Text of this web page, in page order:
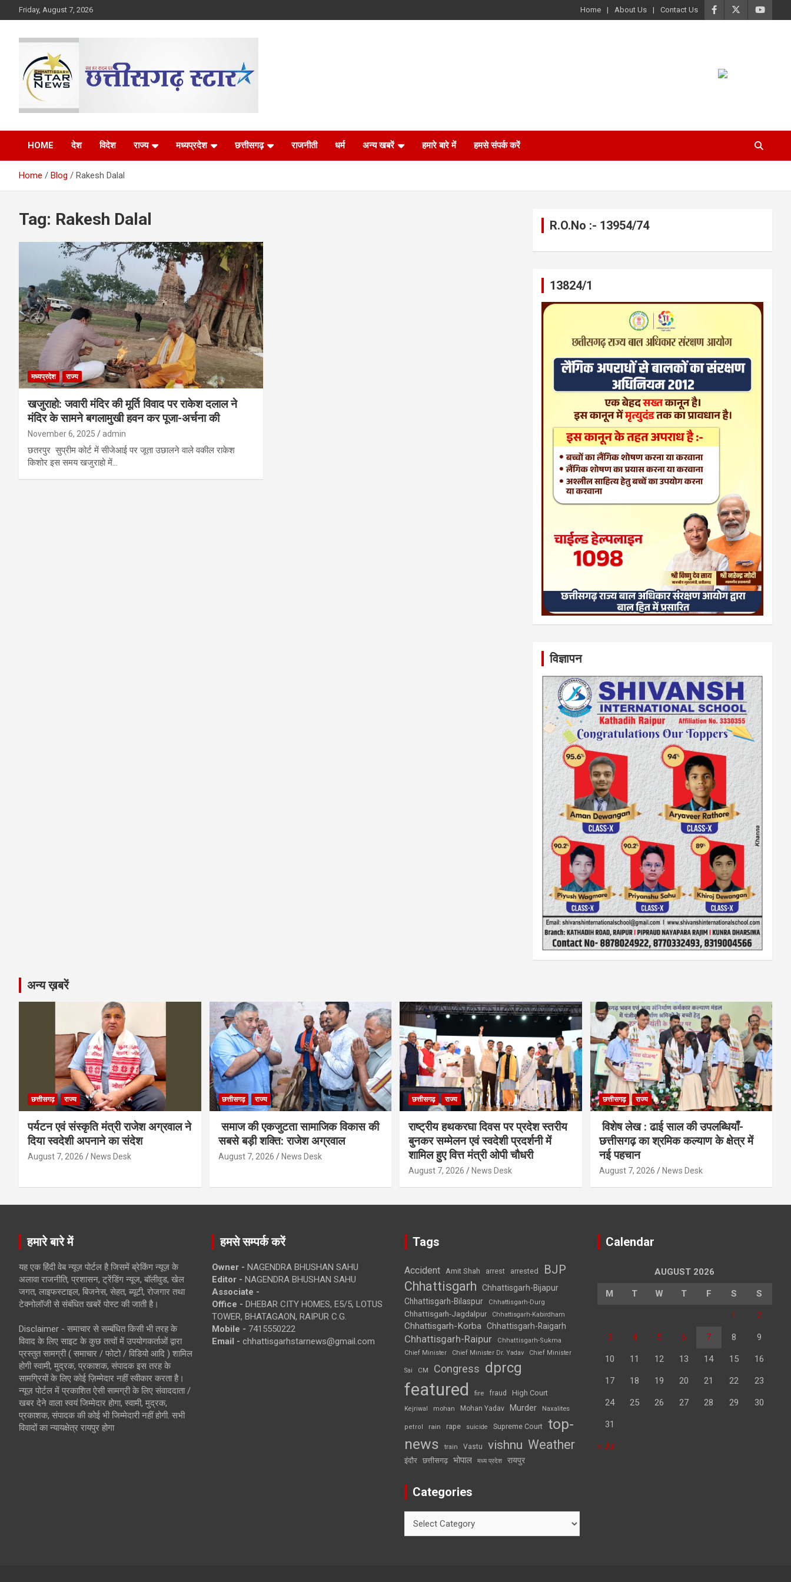
to
Friday, August 7, 2026 Home About Us Contact Us
Chhattisgarh Star
HOME देश विदेश राज्य मध्यप्रदेश छत्तीसगढ़ राजनीती धर्म अन्य खबरें हमारे बारे में हमसे संपर्क करें
Home Blog Rakesh Dalal
Tag: Rakesh Dalal
मध्यप्रदेश राज्य
खजुराहो: जवारी मंदिर की मूर्ति विवाद पर राकेश दलाल ने
मंदिर के सामने बगलामुखी हवन कर पूजा-अर्चना की
November 6, 2025 admin
छतरपुर सुप्रीम कोर्ट में सीजेआई पर जूता उछालने वाले वकील राकेश
किशोर इस समय खजुराहो में…
R.O.No :- 13954/74
13824/1
विज्ञापन
अन्य ख़बरें
छत्तीसगढ़ राज्य
पर्यटन एवं संस्कृति मंत्री राजेश अग्रवाल ने
दिया स्वदेशी अपनाने का संदेश
August 7, 2026 News Desk
छत्तीसगढ़ राज्य
समाज की एकजुटता सामाजिक विकास की
सबसे बड़ी शक्ति: राजेश अग्रवाल
August 7, 2026 News Desk
छत्तीसगढ़ राज्य
राष्ट्रीय हथकरघा दिवस पर प्रदेश स्तरीय
बुनकर सम्मेलन एवं स्वदेशी प्रदर्शनी में
शामिल हुए वित्त मंत्री ओपी चौधरी
August 7, 2026 News Desk
छत्तीसगढ़ राज्य
विशेष लेख : ढाई साल की उपलब्धियाँ-
छत्तीसगढ़ का श्रमिक कल्याण के क्षेत्र में
नई पहचान
August 7, 2026 News Desk
हमारे बारे में
यह एक हिंदी वेब न्यूज़ पोर्टल है जिसमें ब्रेकिंग न्यूज़ के
अलावा राजनीति, प्रशासन, ट्रेंडिंग न्यूज, बॉलीवुड, खेल
जगत, लाइफस्टाइल, बिजनेस, सेहत, ब्यूटी, रोजगार तथा
टेक्नोलॉजी से संबंधित खबरें पोस्ट की जाती है।
Disclaimer - समाचार से सम्बंधित किसी भी तरह के
विवाद के लिए साइट के कुछ तत्वों में उपयोगकर्ताओं द्वारा
प्रस्तुत सामग्री ( समाचार / फोटो / विडियो आदि ) शामिल
होगी स्वामी, मुद्रक, प्रकाशक, संपादक इस तरह के
सामग्रियों के लिए कोई ज़िम्मेदार नहीं स्वीकार करता है।
न्यूज़ पोर्टल में प्रकाशित ऐसी सामग्री के लिए संवाददाता /
खबर देने वाला स्वयं जिम्मेदार होगा, स्वामी, मुद्रक,
प्रकाशक, संपादक की कोई भी जिम्मेदारी नहीं होगी. सभी
विवादों का न्यायक्षेत्र रायपुर होगा
हमसे सम्पर्क करें
Owner - NAGENDRA BHUSHAN SAHU
Editor - NAGENDRA BHUSHAN SAHU
Associate -
Office - DHEBAR CITY HOMES, E5/5, LOTUS
TOWER, BHATAGAON, RAIPUR C.G.
Mobile - 7415550222
Email - chhattisgarhstarnews@gmail.com
Tags
Accident Amit Shah arrest arrested BJP
Chhattisgarh
Chhattisgarh-Bijapur
Chhattisgarh-Bilaspur
Chhattisgarh-Durg
Chhattisgarh-Jagdalpur Chhattisgarh-Kabirdham
Chhattisgarh-Korba Chhattisgarh-Raigarh
Chhattisgarh-Raipur
Chhattisgarh-Sukma
Chief Minister
Chief Minister Dr. Yadav Chief Minister
Sai CM Congress dprcg
featured fire fraud High Court
Kejriwal mohan Mohan Yadav Murder Naxalites
petrol rain rape suicide Supreme Court top-
news
train Vastu vishnu Weather
इंदौर छत्तीसगढ़ भोपाल मध्य प्रदेश रायपुर
Categories
Calendar
AUGUST 2026
M T W T F S S
1 2
3 4 5 6 7 8 9
10 11 12 13 14 15 16
17 18 19 20 21 22 23
24 25 26 27 28 29 30
31
« Jul